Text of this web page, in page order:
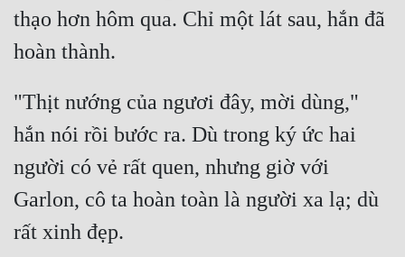
Xây Dựng Thế Lực
Đam Mỹ
Đẹp Hiệp
Tính Cách Nhân Vật :
Cơ Trí
Sát Phạt Quyết Đoán
thạo hơn hôm qua. Chỉ một lát sau, hắn đã
"Thịt nướng của ngươi đây, mời dùng,"
hắn nói rồi bước ra. Dù trong ký ức hai
người có vẻ rất quen, nhưng giờ với
Garlon, cô ta hoàn toàn là người xa lạ; dù